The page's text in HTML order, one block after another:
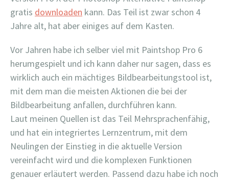
gratis downloaden kann. Das Teil ist zwar schon 4
Jahre alt, hat aber einiges auf dem Kasten.
Vor Jahren habe ich selber viel mit Paintshop Pro 6
herumgespielt und ich kann daher nur sagen, dass es
wirklich auch ein mächtiges Bildbearbeitungstool ist,
mit dem man die meisten Aktionen die bei der
Bildbearbeitung anfallen, durchführen kann.
Laut meinen Quellen ist das Teil Mehrsprachenfähig,
und hat ein integriertes Lernzentrum, mit dem
Neulingen der Einstieg in die aktuelle Version
vereinfacht wird und die komplexen Funktionen
genauer erläutert werden. Passend dazu habe ich noch